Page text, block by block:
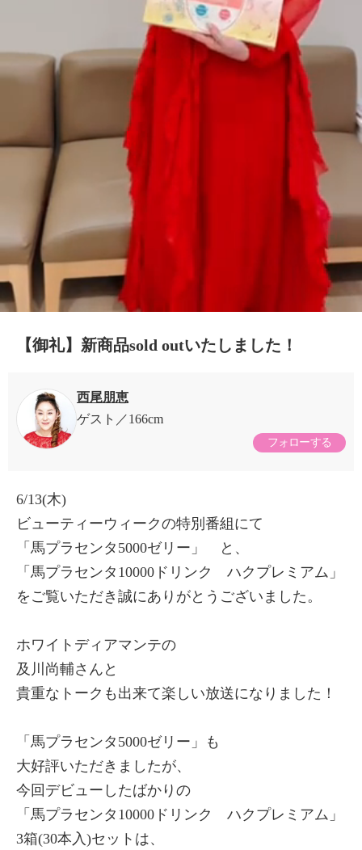
【御礼】新商品sold outいたしました！
西尾朋恵
ゲスト
166cm
フォローする
6/13(木)
ビューティーウィークの特別番組にて
「馬プラセンタ5000ゼリー」 と、
「馬プラセンタ10000ドリンク ハクプレミアム」
をご覧いただき誠にありがとうございました。
ホワイトディアマンテの
及川尚輔さんと
貴重なトークも出来て楽しい放送になりました！
「馬プラセンタ5000ゼリー」も
大好評いただきましたが、
今回デビューしたばかりの
「馬プラセンタ10000ドリンク ハクプレミアム」
3箱(30本入)セットは、